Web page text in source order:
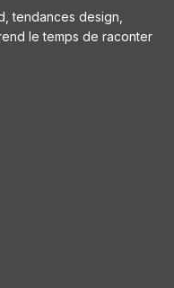
tendances design,
le temps de raconter